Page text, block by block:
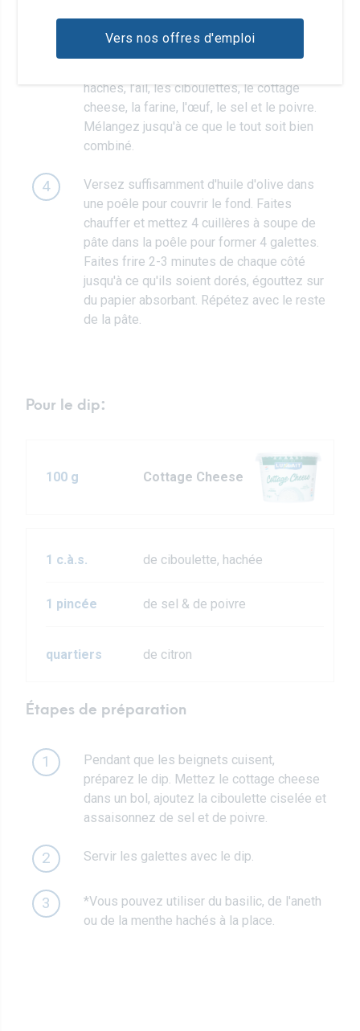
Vers nos offres d'emploi
Au bout de 20 minutes, pressez le liquide
des courgettes. Mettez les courgettes
hachés, l’ail, les ciboulettes, le cottage
cheese, la farine, l'œuf, le sel et le poivre.
Mélangez jusqu'à ce que le tout soit bien
combiné.
4
Versez suffisamment d'huile d'olive dans
une poêle pour couvrir le fond. Faites
chauffer et mettez 4 cuillères à soupe de
pâte dans la poêle pour former 4 galettes.
Faites frire 2-3 minutes de chaque côté
jusqu'à ce qu'ils soient dorés, égouttez sur
du papier absorbant. Répétez avec le reste
de la pâte.
Pour le dip:
100 g Cottage Cheese
1 c.à.s. de ciboulette, hachée
1 pincée de sel & de poivre
quartiers de citron
Étapes de préparation
1
Pendant que les beignets cuisent,
préparez le dip. Mettez le cottage cheese
dans un bol, ajoutez la ciboulette ciselée et
assaisonnez de sel et de poivre.
2 Servir les galettes avec le dip.
3
*Vous pouvez utiliser du basilic, de l'aneth
ou de la menthe hachés à la place.